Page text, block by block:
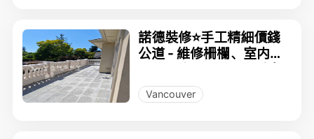
諾德裝修⭐️手工精細價錢
公道 - 維修柵欄、室内外
改造、地板更换、楼梯安
装、定制防土牆倒水泥
Vancouver